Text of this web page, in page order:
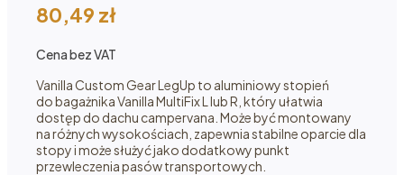
80,49 zł
Cena bez VAT
Vanilla Custom Gear LegUp to aluminiowy stopień
do bagażnika Vanilla MultiFix L lub R, który ułatwia
dostęp do dachu campervana. Może być montowany
na różnych wysokościach, zapewnia stabilne oparcie dla
stopy i może służyć jako dodatkowy punkt
przewleczenia pasów transportowych.